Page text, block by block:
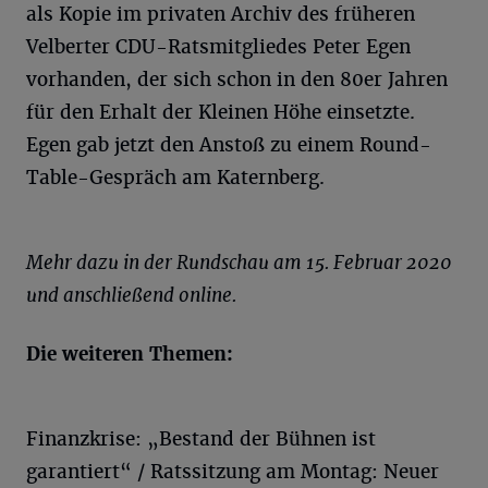
als Kopie im privaten Archiv des früheren
Velberter CDU-Ratsmitgliedes Peter Egen
vorhanden, der sich schon in den 80er Jahren
für den Erhalt der Kleinen Höhe einsetzte.
Egen gab jetzt den Anstoß zu einem Round-
Table-Gespräch am Katernberg.
Mehr dazu in der Rundschau am 15. Februar 2020
und anschließend online.
Die weiteren Themen:
Finanzkrise: „Bestand der Bühnen ist
garantiert“ / Ratssitzung am Montag: Neuer